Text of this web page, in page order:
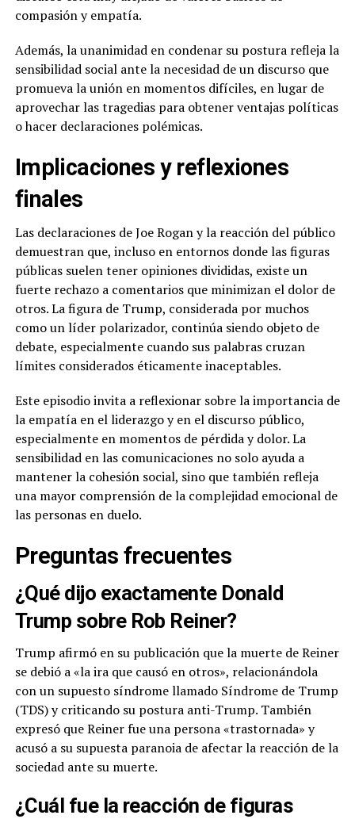
compasión y empatía.
Además, la unanimidad en condenar su postura refleja la
sensibilidad social ante la necesidad de un discurso que
promueva la unión en momentos difíciles, en lugar de
aprovechar las tragedias para obtener ventajas políticas
o hacer declaraciones polémicas.
Implicaciones y reflexiones
finales
Las declaraciones de Joe Rogan y la reacción del público
demuestran que, incluso en entornos donde las figuras
públicas suelen tener opiniones divididas, existe un
fuerte rechazo a comentarios que minimizan el dolor de
otros. La figura de Trump, considerada por muchos
como un líder polarizador, continúa siendo objeto de
debate, especialmente cuando sus palabras cruzan
límites considerados éticamente inaceptables.
Este episodio invita a reflexionar sobre la importancia de
la empatía en el liderazgo y en el discurso público,
especialmente en momentos de pérdida y dolor. La
sensibilidad en las comunicaciones no solo ayuda a
mantener la cohesión social, sino que también refleja
una mayor comprensión de la complejidad emocional de
las personas en duelo.
Preguntas frecuentes
¿Qué dijo exactamente Donald
Trump sobre Rob Reiner?
Trump afirmó en su publicación que la muerte de Reiner
se debió a «la ira que causó en otros», relacionándola
con un supuesto síndrome llamado Síndrome de Trump
(TDS) y criticando su postura anti-Trump. También
expresó que Reiner fue una persona «trastornada» y
acusó a su supuesta paranoia de afectar la reacción de la
sociedad ante su muerte.
¿Cuál fue la reacción de figuras